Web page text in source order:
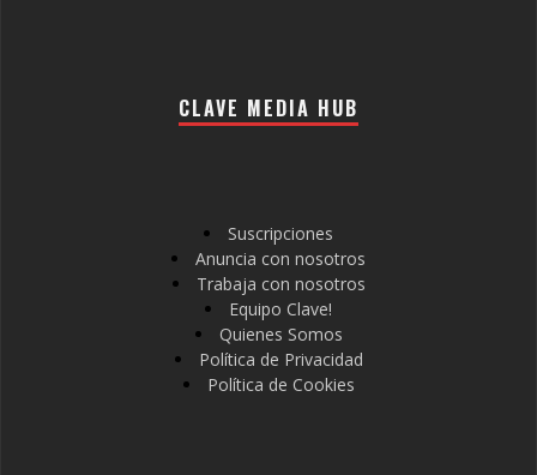
CLAVE MEDIA HUB
Suscripciones
Anuncia con nosotros
Trabaja con nosotros
Equipo Clave!
Quienes Somos
Política de Privacidad
Política de Cookies